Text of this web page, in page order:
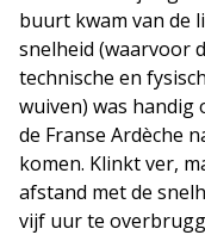
buurt kwam van de
snelheid (waarvoor
technische en
wuiven) was handig
de Franse Ardèche
komen. Klinkt ver,
afstand met de
vijf uur te